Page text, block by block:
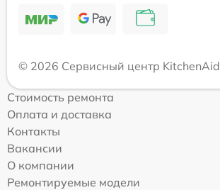
© 2026 Сервисный центр KitchenAid
Стоимость ремонта
Оплата и доставка
Контакты
Вакансии
О компании
Ремонтируемые модели